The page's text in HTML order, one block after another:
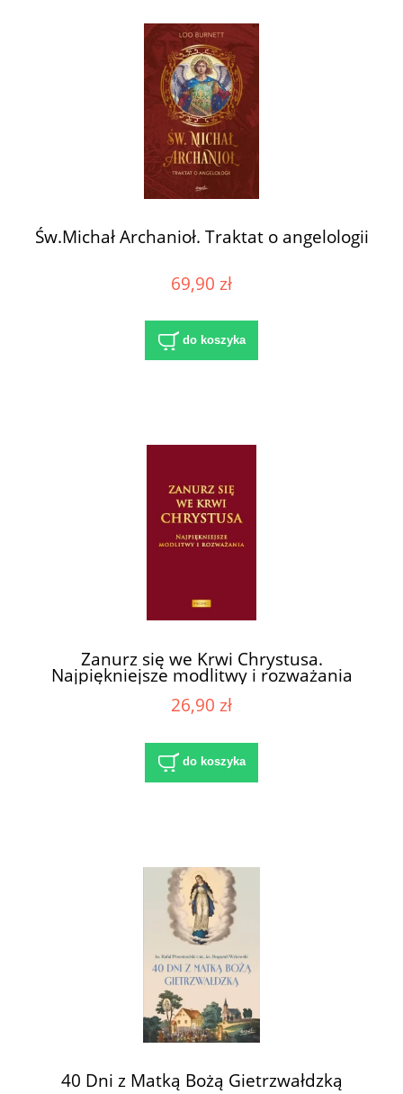
Św.Michał Archanioł. Traktat o angelologii
69,90 zł
do koszyka
Zanurz się we Krwi Chrystusa.
Najpiękniejsze modlitwy i rozważania
26,90 zł
do koszyka
40 Dni z Matką Bożą Gietrzwałdzką